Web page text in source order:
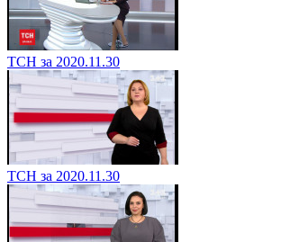
ТСН за 2020.11.30
ТСН за 2020.11.30